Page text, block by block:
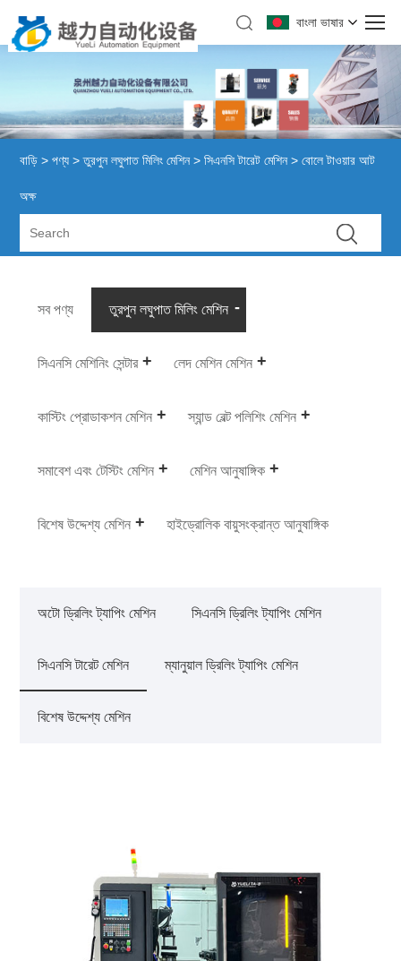
বাংলা ভাষার
বাড়ি > পণ্য >তুরপুন লঘুপাত মিলিং মেশিন>সিএনসি টারেট মেশিন> বোলে টাওয়ার আট
অক্ষ
সব পণ্য তুরপুন লঘুপাত মিলিং মেশিন
সিএনসি মেশিনিং সেন্টার লেদ মেশিন মেশিন
কাস্টিং প্রোডাকশন মেশিন স্যান্ড বেল্ট পলিশিং মেশিন
সমাবেশ এবং টেস্টিং মেশিন মেশিন আনুষাঙ্গিক
বিশেষ উদ্দেশ্য মেশিন হাইড্রোলিক বায়ুসংক্রান্ত আনুষাঙ্গিক
অটো ড্রিলিং ট্যাপিং মেশিন সিএনসি ড্রিলিং ট্যাপিং মেশিন
সিএনসি টারেট মেশিন ম্যানুয়াল ড্রিলিং ট্যাপিং মেশিন
বিশেষ উদ্দেশ্য মেশিন